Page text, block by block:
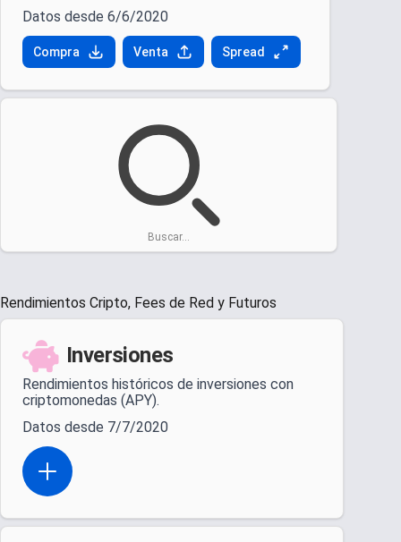
Datos desde 6/6/2020
Compra Venta Spread
Buscar...
Rendimientos Cripto, Fees de Red y Futuros
Inversiones
Rendimientos históricos de inversiones con
criptomonedas (APY).
Datos desde 7/7/2020
Open actions menu